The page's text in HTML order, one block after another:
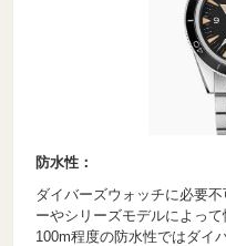
防水性：
ダイバーズウォッチに必要
ーやシリーズモデルによっ
100m程度の防水性ではダイ